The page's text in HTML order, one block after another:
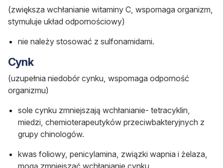
(zwiększa wchłanianie witaminy C, wspomaga organizm,
stymuluje układ odpornościowy)
nie należy stosować z sulfonamidami.
Cynk
(uzupełnia niedobór cynku, wspomaga odporność
organizmu)
sole cynku zmniejszają wchłanianie- tetracyklin,
miedzi, chemioterapeutyków przeciwbakteryjnych z
grupy chinologów.
kwas foliowy, penicylamina, związki wapnia i żelaza,
mogą zmniejszać wchłanianie cynku,